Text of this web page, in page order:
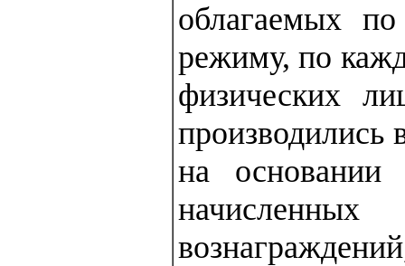
облагаемых
режиму, по
физических
производились
на